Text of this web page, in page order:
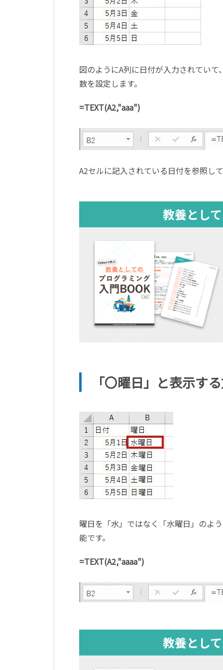
図のようにA列に日付が入力されていて
数を設定します。
=TEXT(A2,"aaa")
A2セルに記入されている日付を参照し
「〇曜日」と表示す
曜日を「水」ではなく「水曜日」のよ
能です。
=TEXT(A2,"aaaa")